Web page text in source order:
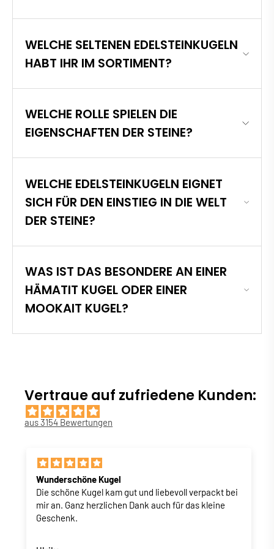
Ob du eine Kristallkugel auf deinem Nachttisch platzierst
oder mehrere im Wohnzimmer arrangierst – sie ziehen die
Blicke auf sich, ohne sich aufzudrängen. Ihre Energie
verteilt sich gleichmäßig im Raum, ihre Präsenz ist
WELCHE SELTENEN EDELSTEINKUGELN
HABT IHR IM SORTIMENT?
WELCHE ROLLE SPIELEN DIE
EIGENSCHAFTEN DER STEINE?
WELCHE EDELSTEINKUGELN EIGNET
SICH FÜR DEN EINSTIEG IN DIE WELT
DER STEINE?
WAS IST DAS BESONDERE AN EINER
HÄMATIT KUGEL ODER EINER
MOOKAIT KUGEL?
Vertraue auf zufriedene Kunden:
aus 3154 Bewertungen
Wunderschöne Kugel
Die schöne Kugel kam gut und liebevoll verpackt bei
mir an. Ganz herzlichen Dank auch für das kleine
Geschenk.